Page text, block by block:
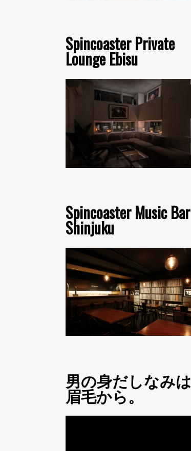
Spincoaster Private
Lounge Ebisu
Spincoaster Music Bar
Shinjuku
男の身だしなみは
眉毛から。